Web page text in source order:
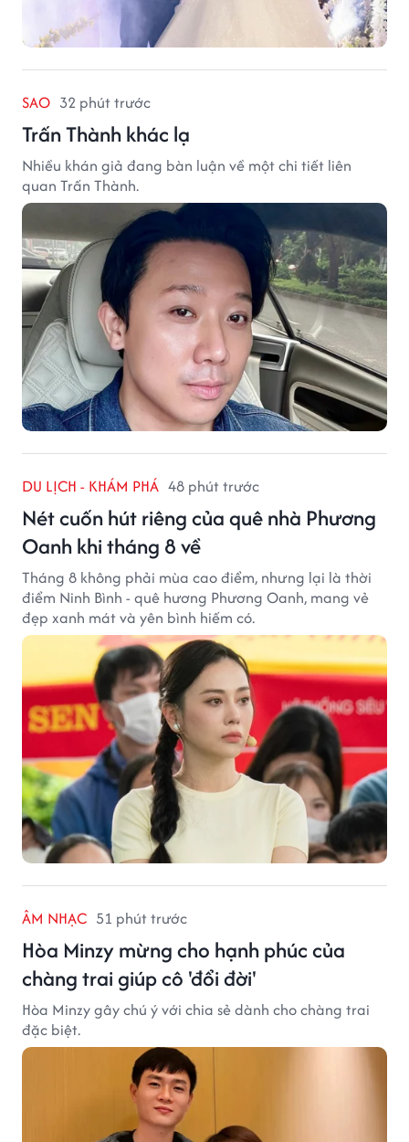
SAO 32 phút trước
Trấn Thành khác lạ
Nhiều khán giả đang bàn luận về một chi tiết liên
quan Trấn Thành.
DU LỊCH - KHÁM PHÁ 48 phút trước
Nét cuốn hút riêng của quê nhà Phương
Oanh khi tháng 8 về
Tháng 8 không phải mùa cao điểm, nhưng lại là thời
điểm Ninh Bình - quê hương Phương Oanh, mang vẻ
đẹp xanh mát và yên bình hiếm có.
ÂM NHẠC 51 phút trước
Hòa Minzy mừng cho hạnh phúc của
chàng trai giúp cô 'đổi đời'
Hòa Minzy gây chú ý với chia sẻ dành cho chàng trai
đặc biệt.